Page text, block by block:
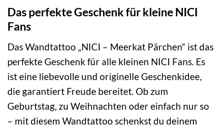
Das perfekte Geschenk für kleine NICI
Fans
Das Wandtattoo „NICI – Meerkat Pärchen“ ist das
perfekte Geschenk für alle kleinen NICI Fans. Es
ist eine liebevolle und originelle Geschenkidee,
die garantiert Freude bereitet. Ob zum
Geburtstag, zu Weihnachten oder einfach nur so
– mit diesem Wandtattoo schenkst du deinem